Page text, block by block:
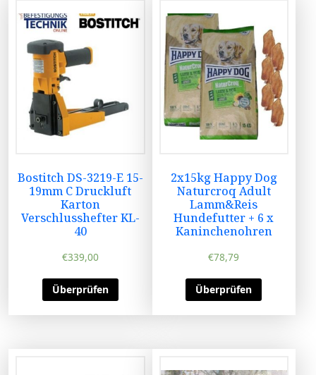
Bostitch DS-3219-E 15-
19mm C Druckluft
Karton
Verschlusshefter KL-
40
€339,00
Überprüfen
2x15kg Happy Dog
Naturcroq Adult
Lamm&Reis
Hundefutter + 6 x
Kaninchenohren
€78,79
Überprüfen